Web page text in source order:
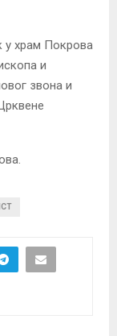
у храм Покрова
и
звона и